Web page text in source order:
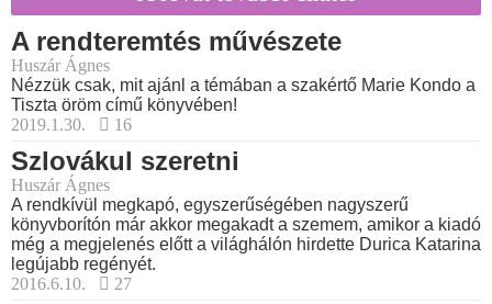
A rendteremtés művészete
Huszár Ágnes
Nézzük csak, mit ajánl a témában a szakértő Marie Kondo a
Tiszta öröm című könyvében!
2019.1.30.
16
Szlovákul szeretni
Huszár Ágnes
A rendkívül megkapó, egyszerűségében nagyszerű
könyvborítón már akkor megakadt a szemem, amikor a kiadó
még a megjelenés előtt a világhálón hirdette Durica Katarina
legújabb regényét.
2016.6.10.
27